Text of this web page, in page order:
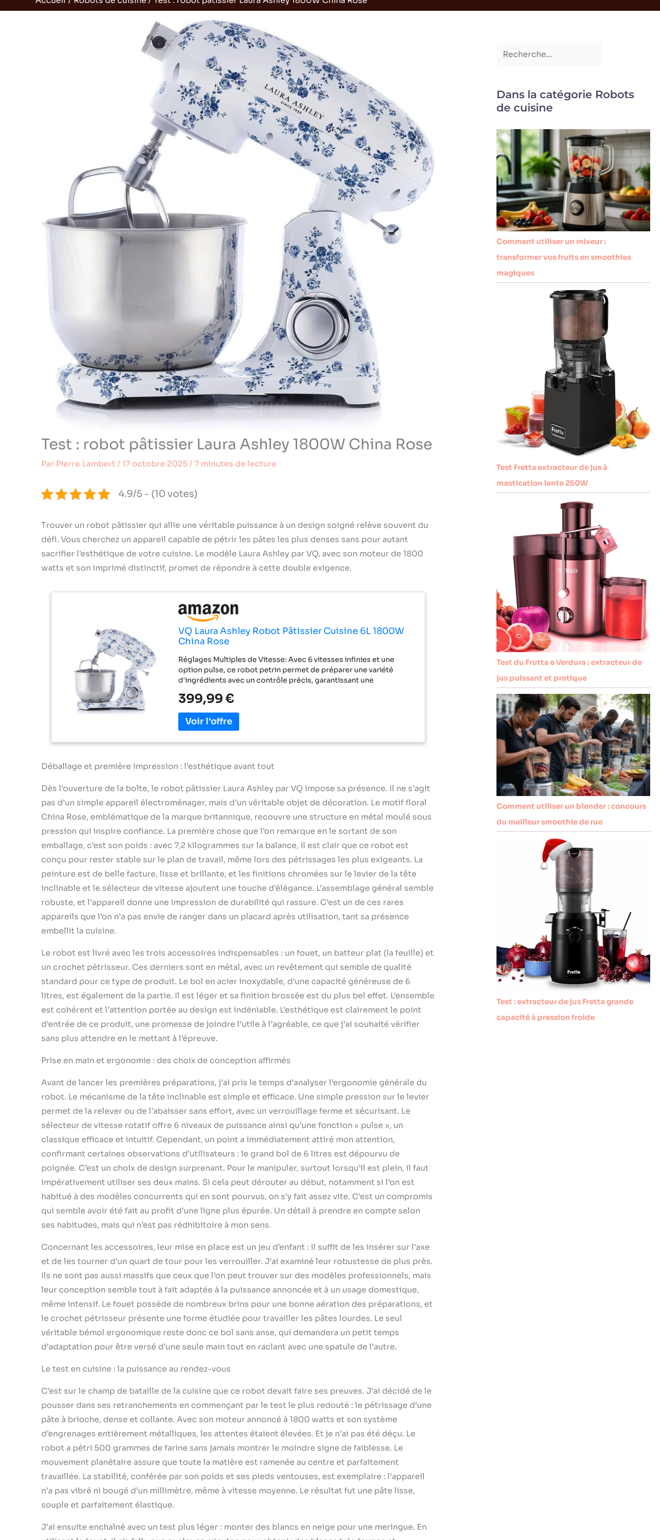
Test : robot pâtissier Laura Ashley 1800W China Rose
Par Pierre Lambert / 17 octobre 2025/ 7 minutes de lecture
4.9/5 - (10 votes)
Trouver un robot pâtissier qui allie une véritable puissance à un design soigné relève souvent du
défi. Vous cherchez un appareil capable de pétrir les pâtes les plus denses sans pour autant
sacrifier l’esthétique de votre cuisine. Le modèle Laura Ashley par VQ, avec son moteur de 1800
watts et son imprimé distinctif, promet de répondre à cette double exigence.
VQ Laura Ashley Robot Pâtissier Cuisine 6L 1800W
China Rose
Réglages Multiples de Vitesse: Avec 6 vitesses infinies et une
option pulse, ce robot petrin permet de préparer une variété
d'ingrédients avec un contrôle précis, garantissant une
pâtes denses Performance Puissante: Avec un moteur robust de
1800 watts et des engrenages métalliques durables, ce robot
pâtissier mélange les ingrédients avec précision grâce à sa
rotation planétaire, assurant un mélange homogène même pour
les pâtes épaisses Grande Capacité: Le bol de 6 L, fabriqué en acier
tous ingrédients. Petrin a Pain construction durable et sécuritaire
garantit fiabilité et sécurité, gérant facilement même les recettes
les plus exigeantes Utilisation Facile: Le robot cuisine patissier est
doté d'une tête inclinable permettant d'accéder facilement au bol
de mixage amovible, ce qui simplifie à la fois l'utilisation et le
nettoyage. Le processus de démontage facilite l'entretien, et un
voyant LED bleu sert d'indicateur de puissance Accessoires
Multiples & Imprimé Designer: Inclus sont des accessoires
essentiels : un crochet à pâte, un batteur, un fouet à œufs et un
couvercle anti-éclaboussures pour garder votre cuisine propre.
Orné du chic imprimé China Rose de Laura Ashley, ce robot
patissier 1800 Watts allie fonctionnalité et style intemporel
399,99 €
Déballage et première impression : l’esthétique avant tout
Dès l’ouverture de la boîte, le robot pâtissier Laura Ashley par VQ impose sa présence. Il ne s’agit
pas d’un simple appareil électroménager, mais d’un véritable objet de décoration. Le motif floral
China Rose, emblématique de la marque britannique, recouvre une structure en métal moulé sous
pression qui inspire confiance. La première chose que l’on remarque en le sortant de son
emballage, c’est son poids : avec 7,2 kilogrammes sur la balance, il est clair que ce robot est
conçu pour rester stable sur le plan de travail, même lors des pétrissages les plus exigeants. La
peinture est de belle facture, lisse et brillante, et les finitions chromées sur le levier de la tête
inclinable et le sélecteur de vitesse ajoutent une touche d’élégance. L’assemblage général semble
robuste, et l’appareil donne une impression de durabilité qui rassure. C’est un de ces rares
appareils que l’on n’a pas envie de ranger dans un placard après utilisation, tant sa présence
embellit la cuisine.
Le robot est livré avec les trois accessoires indispensables : un fouet, un batteur plat (la feuille) et
un crochet pétrisseur. Ces derniers sont en métal, avec un revêtement qui semble de qualité
standard pour ce type de produit. Le bol en acier inoxydable, d’une capacité généreuse de 6
litres, est également de la partie. Il est léger et sa finition brossée est du plus bel effet. L’ensemble
est cohérent et l’attention portée au design est indéniable. L’esthétique est clairement le point
d’entrée de ce produit, une promesse de joindre l’utile à l’agréable, ce que j’ai souhaité vérifier
sans plus attendre en le mettant à l’épreuve.
Prise en main et ergonomie : des choix de conception affirmés
Avant de lancer les premières préparations, j’ai pris le temps d’analyser l’ergonomie générale du
robot. Le mécanisme de la tête inclinable est simple et efficace. Une simple pression sur le levier
permet de la relever ou de l’abaisser sans effort, avec un verrouillage ferme et sécurisant. Le
sélecteur de vitesse rotatif offre 6 niveaux de puissance ainsi qu’une fonction « pulse », un
classique efficace et intuitif. Cependant, un point a immédiatement attiré mon attention,
confirmant certaines observations d’utilisateurs : le grand bol de 6 litres est dépourvu de
poignée. C’est un choix de design surprenant. Pour le manipuler, surtout lorsqu’il est plein, il faut
impérativement utiliser ses deux mains. Si cela peut dérouter au début, notamment si l’on est
habitué à des modèles concurrents qui en sont pourvus, on s’y fait assez vite. C’est un compromis
qui semble avoir été fait au profit d’une ligne plus épurée. Un détail à prendre en compte selon
ses habitudes, mais qui n’est pas rédhibitoire à mon sens.
Concernant les accessoires, leur mise en place est un jeu d’enfant : il suffit de les insérer sur l’axe
et de les tourner d’un quart de tour pour les verrouiller. J’ai examiné leur robustesse de plus près.
Ils ne sont pas aussi massifs que ceux que l’on peut trouver sur des modèles professionnels, mais
leur conception semble tout à fait adaptée à la puissance annoncée et à un usage domestique,
même intensif. Le fouet possède de nombreux brins pour une bonne aération des préparations, et
le crochet pétrisseur présente une forme étudiée pour travailler les pâtes lourdes. Le seul
véritable bémol ergonomique reste donc ce bol sans anse, qui demandera un petit temps
d’adaptation pour être versé d’une seule main tout en raclant avec une spatule de l’autre.
Le test en cuisine : la puissance au rendez-vous
C’est sur le champ de bataille de la cuisine que ce robot devait faire ses preuves. J’ai décidé de le
pousser dans ses retranchements en commençant par le test le plus redouté : le pétrissage d’une
pâte à brioche, dense et collante. Avec son moteur annoncé à 1800 watts et son système
d’engrenages entièrement métalliques, les attentes étaient élevées. Et je n’ai pas été déçu. Le
robot a pétri 500 grammes de farine sans jamais montrer le moindre signe de faiblesse. Le
mouvement planétaire assure que toute la matière est ramenée au centre et parfaitement
travaillée. La stabilité, conférée par son poids et ses pieds ventouses, est exemplaire : l’appareil
n’a pas vibré ni bougé d’un millimètre, même à vitesse moyenne. Le résultat fut une pâte lisse,
souple et parfaitement élastique.
J’ai ensuite enchaîné avec un test plus léger : monter des blancs en neige pour une meringue. En
Dans la catégorie Robots
de cuisine
Comment utiliser un mixeur :
transformer vos fruits en smoothies
magiques
Test Fretta extracteur de jus à
mastication lente 250W
Test du Frutta e Verdura : extracteur de
jus puissant et pratique
Comment utiliser un blender : concours
du meilleur smoothie de rue
Test : extracteur de jus Fretta grande
capacité à pression froide